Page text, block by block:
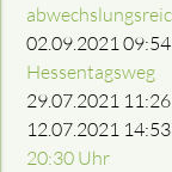
02.09.2021 09:54
Hessentagsweg
29.07.2021 11:26
12.07.2021 14:53
20:30 Uhr